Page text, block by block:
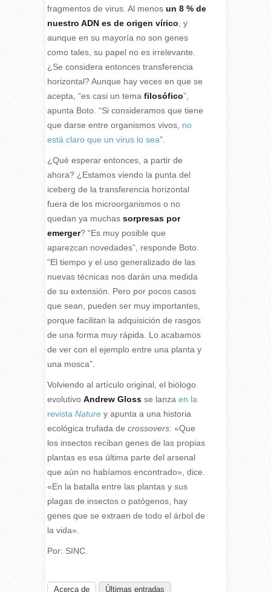
fragmentos de virus. Al menos un 8 % de
nuestro ADN es de origen vírico , y
aunque en su mayoría no son genes
como tales, su papel no es irrelevante.
¿Se considera entonces transferencia
horizontal? Aunque hay veces en que se
acepta, “es casi un tema filosófico”,
apunta Boto. “Si consideramos que tiene
que darse entre organismos vivos, no
está claro que un virus lo sea”.
¿Qué esperar entonces, a partir de
ahora? ¿Estamos viendo la punta del
iceberg de la transferencia horizontal
fuera de los microorganismos o no
quedan ya muchas sorpresas por
emerger? “Es muy posible que
aparezcan novedades”, responde Boto.
“El tiempo y el uso generalizado de las
nuevas técnicas nos darán una medida
de su extensión. Pero por pocos casos
que sean, pueden ser muy importantes,
porque facilitan la adquisición de rasgos
de una forma muy rápida. Lo acabamos
de ver con el ejemplo entre una planta y
una mosca”.
Volviendo al artículo original, el biólogo
evolutivo Andrew Glossse lanza en la
revista Naturey apunta a una historia
ecológica trufada de crossovers: «Que
los insectos reciban genes de las propias
plantas es esa última parte del arsenal
que aún no habíamos encontrado», dice.
«En la batalla entre las plantas y sus
plagas de insectos o patógenos, hay
genes que se extraen de todo el árbol de
la vida».
Por: SINC.
Acerca de Últimas entradas